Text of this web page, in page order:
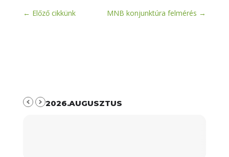
← Előző cikkünk MNB konjunktúra felmérés →
2026.AUGUSZTUS